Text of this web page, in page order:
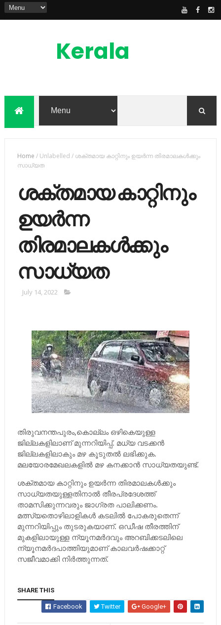
Kerala
Feed
Home /Unlabelled / ശക്തമായ കാറ്റിനും ഉയര്‍ന്ന തിരമാലകള്‍ക്കും
സാധ്യത
ശക്തമായ കാറ്റിനും
ഉയര്‍ന്ന
തിരമാലകള്‍ക്കും
സാധ്യത
July 14, 2022
തിരുവനന്തപുരം,കൊല്ലം ഒഴികെയുള്ള
ജില്ലകളിലാണ് മുന്നറിയിപ്പ്. മധ്യ വടക്കന്‍
ജില്ലകളിലാകും മഴ കൂടുതല്‍ ലഭിക്കുക.
മലയോരമേഖലകളില്‍ മഴ കനക്കാന്‍ സാധ്യതയുണ്ട്.
ശക്തമായ കാറ്റിനും ഉയര്‍ന്ന തിരമാലകള്‍ക്കും
സാധ്യതയുള്ളതിനാല്‍ തീരപ്രദേശത്ത്
താമസിക്കുന്നവരും ജാഗ്രത പാലിക്കണം.
മത്സ്യതൊഴിലാളികള്‍ കടലില്‍ പോകരുതെന്ന്
മുന്നറിയിപ്പും തുടരുകയാണ്. ഒഡീഷ തീരത്തിന്
മുകളിലായുള്ള ന്യൂനമര്‍ദവും അറബിക്കടലിലെ
ന്യൂനമര്‍ദപാത്തിയുമാണ് കാലവര്‍ഷക്കാറ്റ്
സജീവമാക്കി നിര്‍ത്തുന്നത്.
SHARE THIS
Facebook Twitter Google+